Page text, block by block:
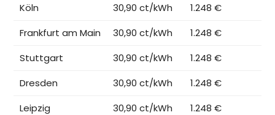
Köln
30,90 ct/kWh
1.248 €
Frankfurt am Main
30,90 ct/kWh
1.248 €
Stuttgart
30,90 ct/kWh
1.248 €
Dresden
30,90 ct/kWh
1.248 €
Leipzig
30,90 ct/kWh
1.248 €